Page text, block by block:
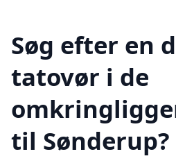
Søg efter en
tatovør i de
til Sønderup?